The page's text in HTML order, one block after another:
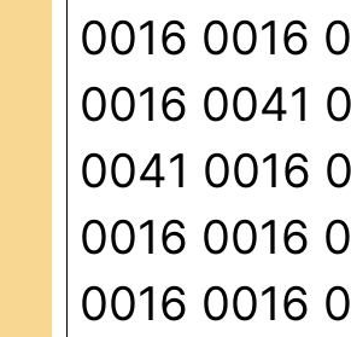
0016 0016
0016 0041
0041 0016
0016 0016
0016 0016